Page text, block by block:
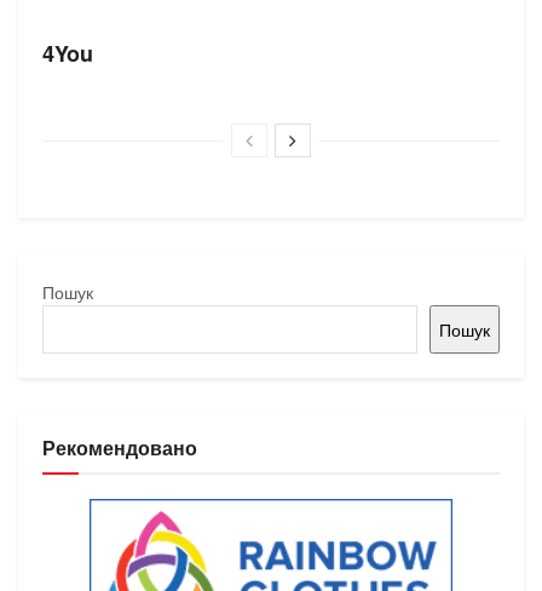
4You
Пошук
Пошук
Рекомендовано